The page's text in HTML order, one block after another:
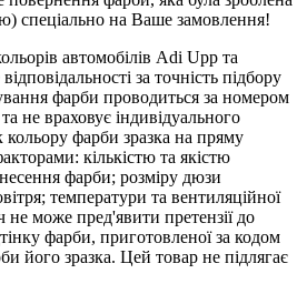
спеціально на Ваше замовлення!
автомобілів Adi Upp та
за точність підбору
фарби проводиться за номером
не враховує індивідуального
кольору фарби зразка на пряму
кількістю та якістю
фарби; розміру дюзи
температури та вентиляційної
може пред'явити претензії до
фарби, приготовленої за кодом
його зразка. Цей товар не підлягає